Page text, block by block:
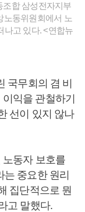
조합 삼성전자지부
노동위원회에서 노
나고 있다. <연합뉴
국무회의 겸 비
익을 관철하기
선이 있지 않나
노동자 보호를
중요한 원리
집단적으로 뭔
고 말했다.